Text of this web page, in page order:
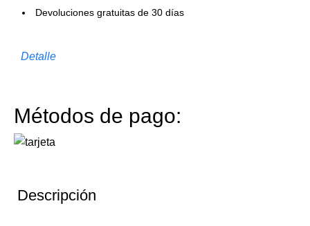
Devoluciones gratuitas de 30 días
Detalle
Métodos de pago:
Descripción